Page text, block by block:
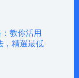
教你活用
，精選最低